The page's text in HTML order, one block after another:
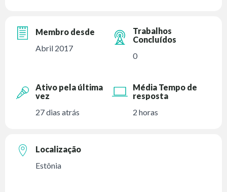
Membro desde
Abril 2017
Trabalhos
Concluídos
0
Ativo pela última
vez
27 dias atrás
Média Tempo de
resposta
2 horas
Localização
Estônia